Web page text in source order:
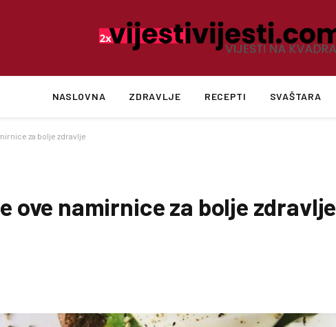
NASLOVNA ZDRAVLJE RECEPTI SVAŠTARA
za bolje zdravlje
ove namirnice za bolje zdravlje